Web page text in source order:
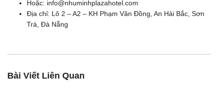
Hoặc: info@nhuminhplazahotel.com
Địa chỉ: Lô 2 – A2 – KH Phạm Văn Đồng, An Hải Bắc, Sơn
Trà, Đà Nẵng
Bài Viết Liên Quan